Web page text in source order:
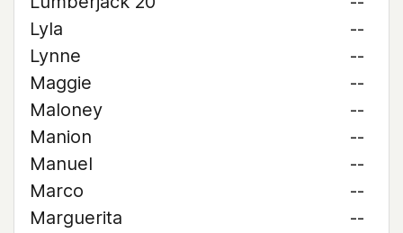
Lyla
--
Lynne
--
Maggie
--
Maloney
--
Manion
--
Manuel
--
Marco
--
Marguerita
--